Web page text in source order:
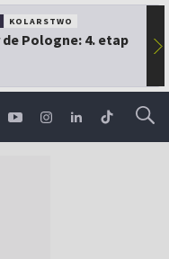
KOLARSTWO
de Pologne: 4. etap ▶